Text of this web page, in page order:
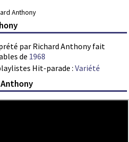
Anthony
par Richard Anthony fait
de 1968
Hit-parade :Variété